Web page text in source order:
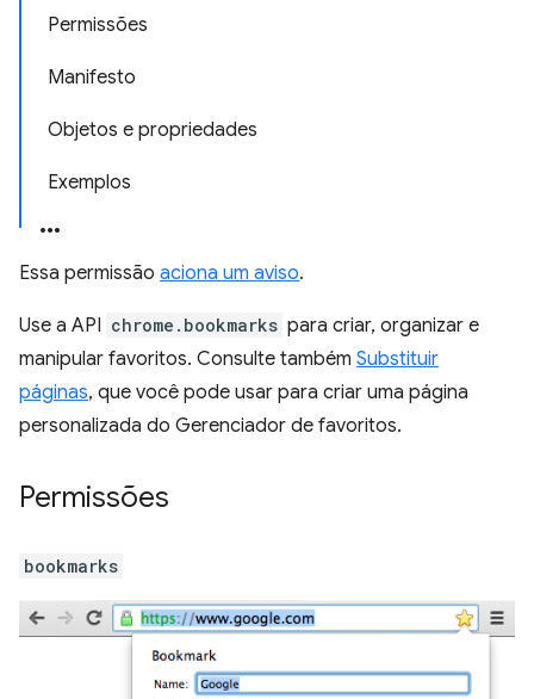
Permissões
Manifesto
Objetos e propriedades
Exemplos
Essa permissão aciona um aviso.
Use a API chrome.bookmarks para criar, organizar e
manipular favoritos. Consulte também Substituir
páginas, que você pode usar para criar uma página
personalizada do Gerenciador de favoritos.
Permissões
bookmarks